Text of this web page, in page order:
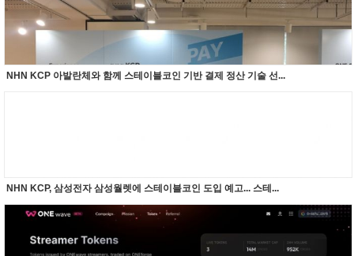
NHN KCP 아발란체와 함께 스테이블코인 기반 결제 정산 기술 선...
NHN KCP, 삼성전자 삼성월렛에 스테이블코인 도입 예고... 스테...